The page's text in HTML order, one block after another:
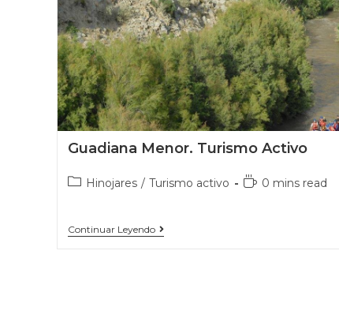
Guadiana Menor. Turismo Activo
Hinojares / Turismo activo 0 mins read
Continuar Leyendo